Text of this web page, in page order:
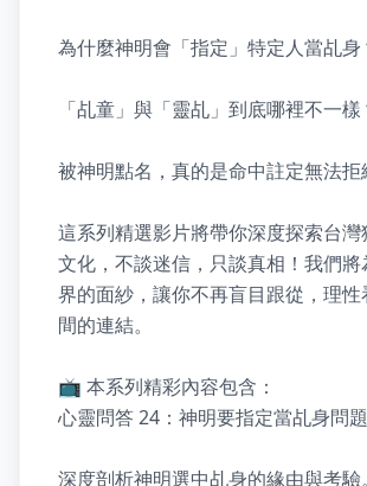
為什麼神明會「指定」特定人當乩身
「乩童」與「靈乩」到底哪裡不一樣
被神明點名，真的是命中註定無法拒
這系列精選影片將帶你深度探索台灣
文化，不談迷信，只談真相！我們將
界的面紗，讓你不再盲目跟從，理性
間的連結。
📺 本系列精彩內容包含：
心靈問答 24：神明要指定當乩身問
深度剖析神明選中乩身的緣由與考驗。